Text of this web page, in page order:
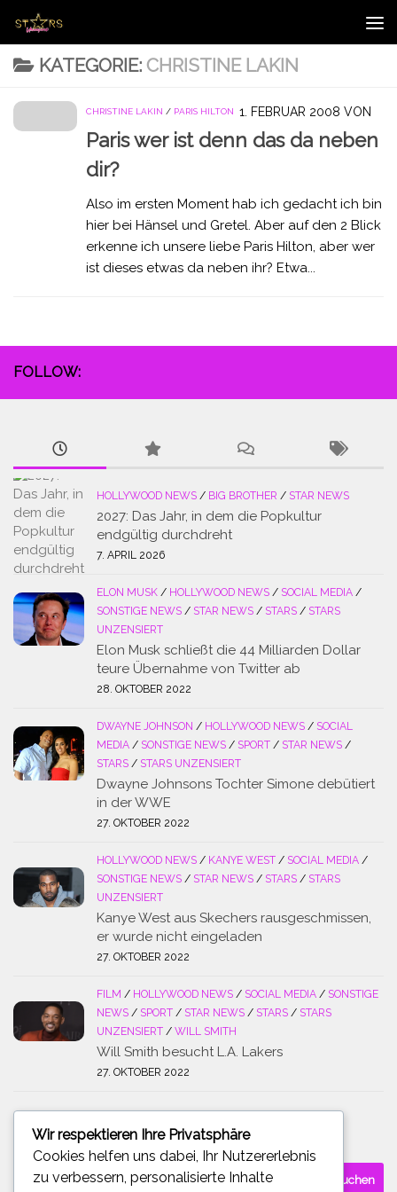
Zum Inhalt springen
KATEGORIE: CHRISTINE LAKIN
CHRISTINE LAKIN / PARIS HILTON 1. FEBRUAR 2008 VON
Paris wer ist denn das da neben
dir?
Also im ersten Moment hab ich gedacht ich bin
hier bei Hänsel und Gretel. Aber auf den 2 Blick
erkenne ich unsere liebe Paris Hilton, aber wer
ist dieses etwas da neben ihr? Etwa...
FOLLOW:
HOLLYWOOD NEWS / BIG BROTHER / STAR NEWS
2027: Das Jahr, in dem die Popkultur
endgültig durchdreht
7. APRIL 2026
ELON MUSK / HOLLYWOOD NEWS / SOCIAL MEDIA /
SONSTIGE NEWS / STAR NEWS / STARS / STARS
UNZENSIERT
Elon Musk schließt die 44 Milliarden Dollar
teure Übernahme von Twitter ab
28. OKTOBER 2022
DWAYNE JOHNSON / HOLLYWOOD NEWS / SOCIAL
MEDIA / SONSTIGE NEWS / SPORT / STAR NEWS /
STARS / STARS UNZENSIERT
Dwayne Johnsons Tochter Simone debütiert
in der WWE
27. OKTOBER 2022
HOLLYWOOD NEWS / KANYE WEST / SOCIAL MEDIA /
SONSTIGE NEWS / STAR NEWS / STARS / STARS
UNZENSIERT
Kanye West aus Skechers rausgeschmissen,
er wurde nicht eingeladen
27. OKTOBER 2022
FILM / HOLLYWOOD NEWS / SOCIAL MEDIA / SONSTIGE
NEWS / SPORT / STAR NEWS / STARS / STARS
UNZENSIERT / WILL SMITH
Will Smith besucht L.A. Lakers
27. OKTOBER 2022
Suchen
Wir respektieren Ihre Privatsphäre
Cookies helfen uns dabei, Ihr Nutzererlebnis
zu verbessern, personalisierte Inhalte